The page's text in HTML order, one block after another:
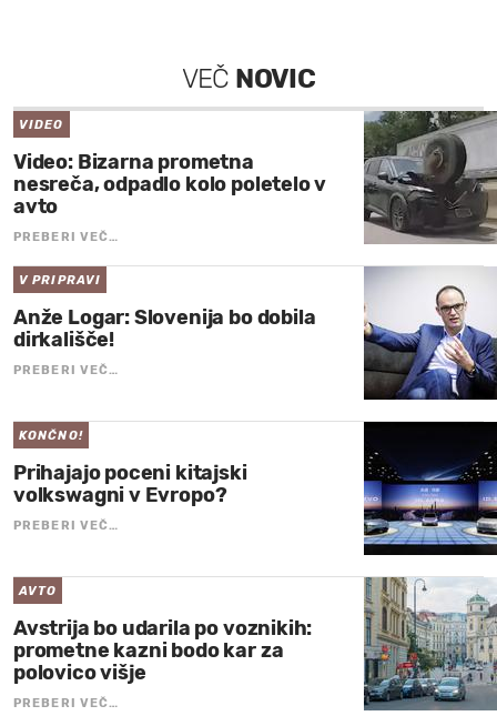
VEČ NOVIC
VIDEO
Video: Bizarna prometna
nesreča, odpadlo kolo poletelo v
avto
PREBERI VEČ…
V PRIPRAVI
Anže Logar: Slovenija bo dobila
dirkališče!
PREBERI VEČ…
KONČNO!
Prihajajo poceni kitajski
volkswagni v Evropo?
PREBERI VEČ…
AVTO
Avstrija bo udarila po voznikih:
prometne kazni bodo kar za
polovico višje
PREBERI VEČ…